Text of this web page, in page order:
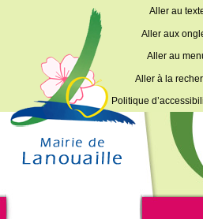
Aller au
Aller aux
Aller au
Aller à la
Politique